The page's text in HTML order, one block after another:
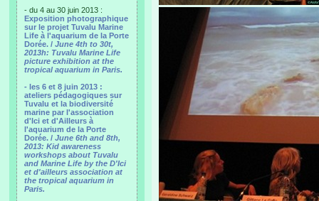
- du 4 au 30 juin 2013 :
Exposition photographique
sur le projet Tuvalu Marine
Life à l'aquarium de la Porte
Dorée. / June 4th to 30t,
2013h: Tuvalu Marine Life
picture exhibition at the
tropical aquarium in Paris.
- les 6 et 8 juin 2013 :
ateliers pédagogiques sur
Tuvalu et la biodiversité
marine par l'association
d'Ici et d'Ailleurs à
l'aquarium de la Porte
Dorée. / June 6th and 8th,
2013: Kid awareness
workshops about Tuvalu
and Marine Life by the D'Ici
et d'ailleurs association at
the tropical aquarium in
Paris.